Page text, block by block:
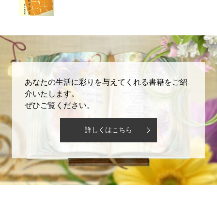
あなたの生活に彩りを与えてくれる書籍をご紹
介いたします。
ぜひご覧ください。
詳しくはこちら